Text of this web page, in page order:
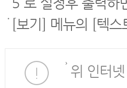
[보기] 메뉴의 [텍
위 인터